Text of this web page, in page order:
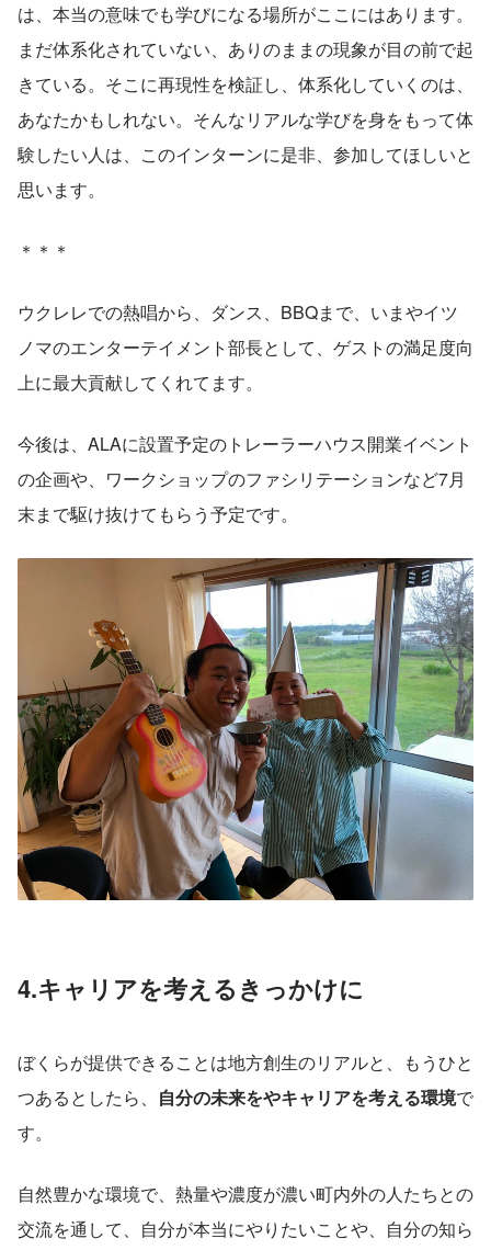
は、本当の意味でも学びになる場所がここにはあります。
まだ体系化されていない、ありのままの現象が目の前で起
きている。そこに再現性を検証し、体系化していくのは、
あなたかもしれない。そんなリアルな学びを身をもって体
験したい人は、このインターンに是非、参加してほしいと
思います。
＊＊＊
ウクレレでの熱唱から、ダンス、BBQまで、いまやイツ
ノマのエンターテイメント部長として、ゲストの満足度向
上に最大貢献してくれてます。
今後は、ALAに設置予定のトレーラーハウス開業イベント
の企画や、ワークショップのファシリテーションなど7月
末まで駆け抜けてもらう予定です。
4.キャリアを考えるきっかけに
ぼくらが提供できることは地方創生のリアルと、もうひと
つあるとしたら、 自分の未来をやキャリアを考える環境で
す。
自然豊かな環境で、熱量や濃度が濃い町内外の人たちとの
交流を通して、自分が本当にやりたいことや、自分の知ら